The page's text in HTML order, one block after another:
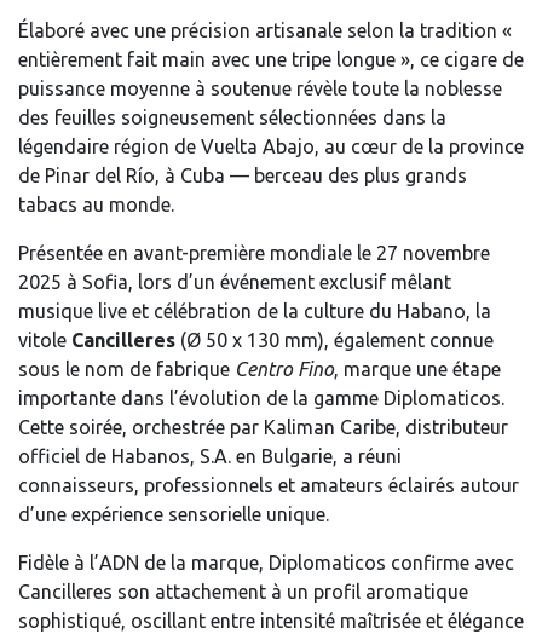
Élaboré avec une précision artisanale selon la tradition «
entièrement fait main avec une tripe longue », ce cigare de
puissance moyenne à soutenue révèle toute la noblesse
des feuilles soigneusement sélectionnées dans la
légendaire région de Vuelta Abajo, au cœur de la province
de Pinar del Río, à Cuba — berceau des plus grands
tabacs au monde.
Présentée en avant-première mondiale le 27 novembre
2025 à Sofia, lors d’un événement exclusif mêlant
musique live et célébration de la culture du Habano, la
vitole Cancilleres (Ø 50 x 130 mm), également connue
sous le nom de fabrique Centro Fino, marque une étape
importante dans l’évolution de la gamme Diplomaticos.
Cette soirée, orchestrée par Kaliman Caribe, distributeur
officiel de Habanos, S.A. en Bulgarie, a réuni
connaisseurs, professionnels et amateurs éclairés autour
d’une expérience sensorielle unique.
Fidèle à l’ADN de la marque, Diplomaticos confirme avec
Cancilleres son attachement à un profil aromatique
sophistiqué, oscillant entre intensité maîtrisée et élégance